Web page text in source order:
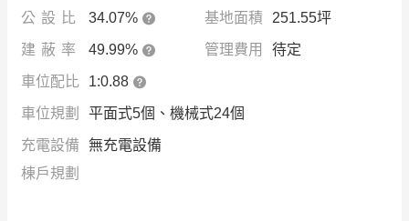
公設比 34.07% 基地面積 251.55坪
建蔽率 49.99% 管理費用 待定
車位配比 1:0.88
車位規劃 平面式5個、機械式24個
充電設備
無充電設備
棟戶規劃